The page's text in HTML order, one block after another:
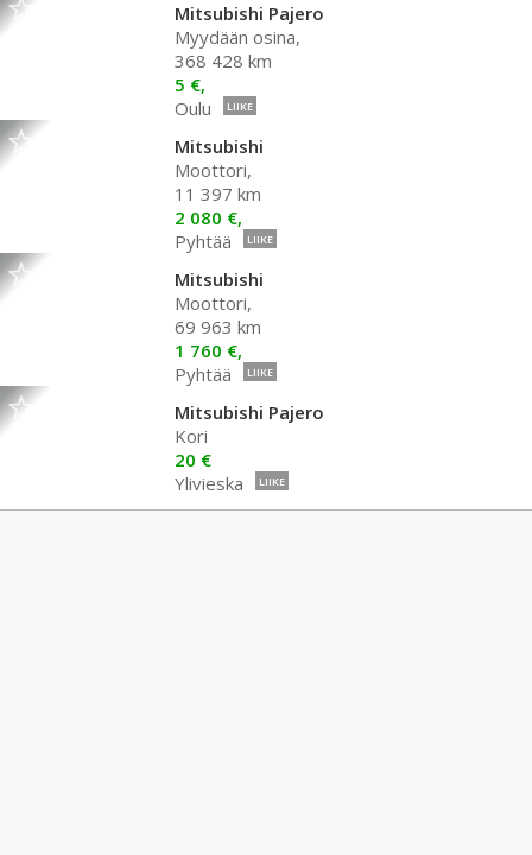
Mitsubishi Pajero
Myydään osina,
368 428 km
5 €,
Oulu
LIIKE
Mitsubishi
Moottori,
11 397 km
2 080 €,
Pyhtää
LIIKE
Mitsubishi
Moottori,
69 963 km
1 760 €,
Pyhtää
LIIKE
Mitsubishi Pajero
Kori
20 €
Ylivieska
LIIKE